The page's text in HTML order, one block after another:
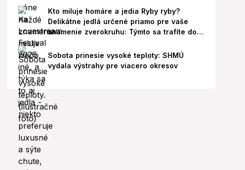
Kto miluje homáre a jedia Ryby ryby?
Delikátne jedlá určené priamo pre vaše
znamenie zverokruhu: Týmto sa trafíte do
Sobota prinesie vysoké teploty: SHMÚ
vydala výstrahy pre viacero okresov